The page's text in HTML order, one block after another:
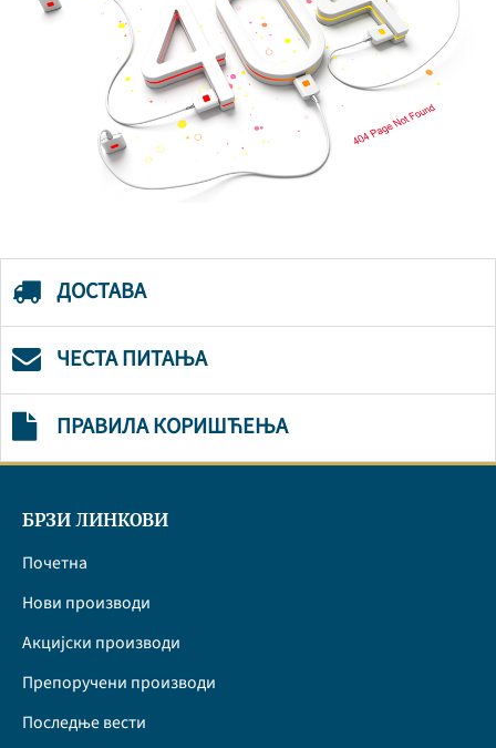
ДОСТАВА
ЧЕСТА ПИТАЊА
ПРАВИЛА КОРИШЋЕЊА
БРЗИ ЛИНКОВИ
Почетна
Нови производи
Акцијски производи
Препоручени производи
Последње вести